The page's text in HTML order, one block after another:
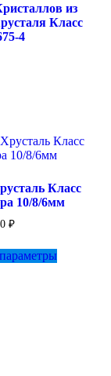
из
Класс
4
Класс
10/8/6мм
₽Диапазон
580 ₽
–
товар